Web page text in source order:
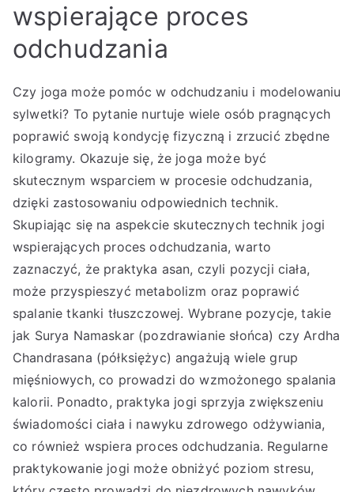
wspierające proces
odchudzania
Czy joga może pomóc w odchudzaniu i modelowaniu
sylwetki? To pytanie nurtuje wiele osób pragnących
poprawić swoją kondycję fizyczną i zrzucić zbędne
kilogramy. Okazuje się, że joga może być
skutecznym wsparciem w procesie odchudzania,
dzięki zastosowaniu odpowiednich technik.
Skupiając się na aspekcie skutecznych technik jogi
wspierających proces odchudzania, warto
zaznaczyć, że praktyka asan, czyli pozycji ciała,
może przyspieszyć metabolizm oraz poprawić
spalanie tkanki tłuszczowej. Wybrane pozycje, takie
jak Surya Namaskar (pozdrawianie słońca) czy Ardha
Chandrasana (półksiężyc) angażują wiele grup
mięśniowych, co prowadzi do wzmożonego spalania
kalorii. Ponadto, praktyka jogi sprzyja zwiększeniu
świadomości ciała i nawyku zdrowego odżywiania,
co również wspiera proces odchudzania. Regularne
praktykowanie jogi może obniżyć poziom stresu,